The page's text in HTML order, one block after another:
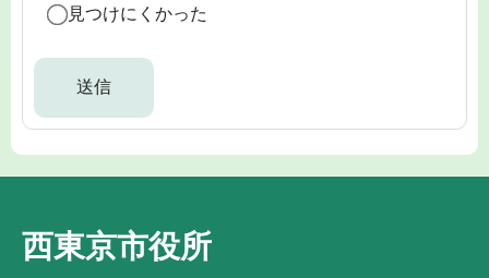
見つけにくかった
西東京市役所